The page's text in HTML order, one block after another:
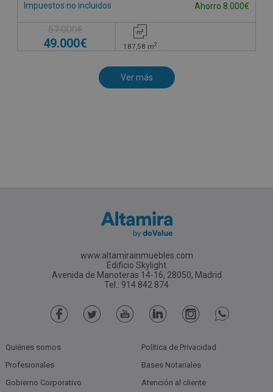
Impuestos no incluidos Ahorro 8.000€
57.000€
49.000€ 187,58 m2
www.altamirainmuebles.com
Edificio Skylight
Avenida de Manoteras 14-16, 28050, Madrid
Tel.: 914 842 874
Quiénes somos
Profesionales
Gobierno Corporativo
Política de Privacidad
Bases Notariales
Atención al cliente